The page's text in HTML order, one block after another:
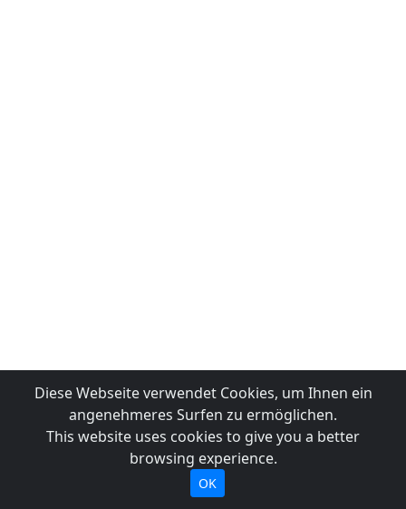
Diese Webseite verwendet Cookies, um Ihnen ein
angenehmeres Surfen zu ermöglichen.
This website uses cookies to give you a better
browsing experience.
OK